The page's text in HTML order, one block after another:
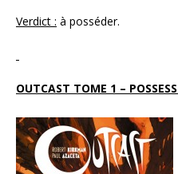
Verdict : à posséder.
OUTCAST TOME 1 –